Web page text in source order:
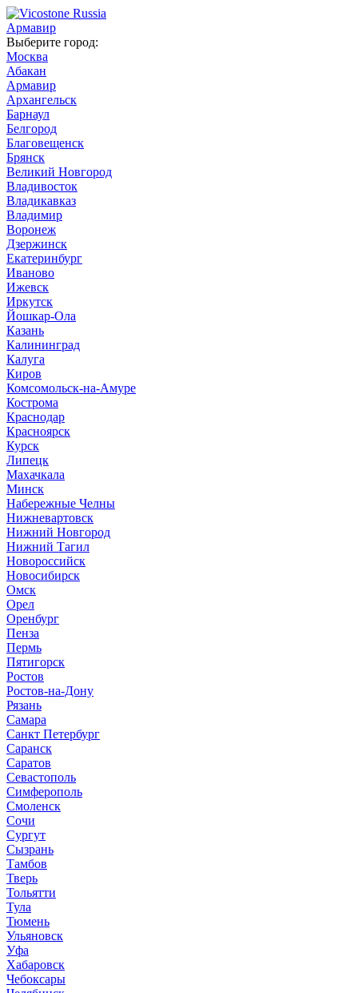
Армавир
Выберите город:
Москва
Абакан
Армавир
Архангельск
Барнаул
Белгород
Благовещенск
Брянск
Великий Новгород
Владивосток
Владикавказ
Владимир
Воронеж
Дзержинск
Екатеринбург
Иваново
Ижевск
Иркутск
Йошкар-Ола
Казань
Калининград
Калуга
Киров
Комсомольск-на-Амуре
Кострома
Краснодар
Красноярск
Курск
Липецк
Махачкала
Минск
Набережные Челны
Нижневартовск
Нижний Новгород
Нижний Тагил
Новороссийск
Новосибирск
Омск
Орел
Оренбург
Пенза
Пермь
Пятигорск
Ростов
Ростов-на-Дону
Рязань
Самара
Санкт Петербург
Саранск
Саратов
Севастополь
Симферополь
Смоленск
Сочи
Сургут
Сызрань
Тамбов
Тверь
Тольятти
Тула
Тюмень
Ульяновск
Уфа
Хабаровск
Чебоксары